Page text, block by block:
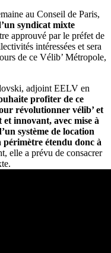
au Conseil de Paris,
syndicat mixte
approuvé par le préfet de
intéressées et sera
de ce Vélib’ Métropole,
adjoint EELV en
profiter de ce
révolutionner vélib’ et
innovant, avec mise à
système de location
périmètre étendu donc à
elle a prévu de consacrer